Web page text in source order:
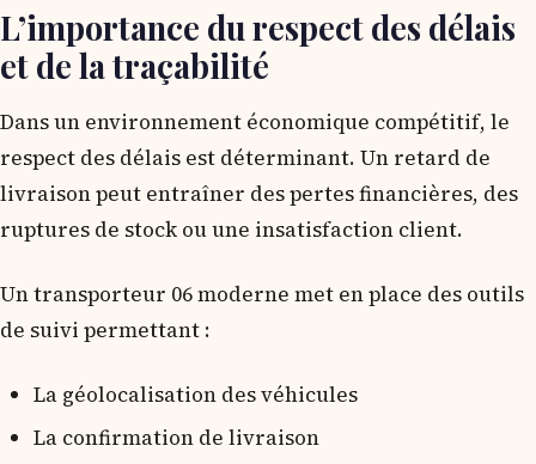
L’importance du respect des délais
et de la traçabilité
Dans un environnement économique compétitif, le
respect des délais est déterminant. Un retard de
livraison peut entraîner des pertes financières, des
ruptures de stock ou une insatisfaction client.
Un transporteur 06 moderne met en place des outils
de suivi permettant :
La géolocalisation des véhicules
La confirmation de livraison